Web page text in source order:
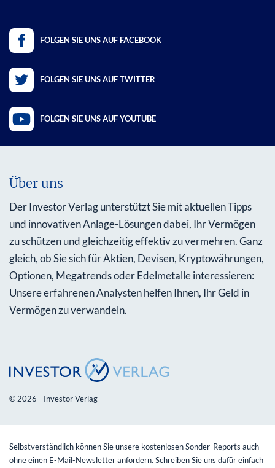
FOLGEN SIE UNS AUF FACEBOOK
FOLGEN SIE UNS AUF TWITTER
FOLGEN SIE UNS AUF YOUTUBE
Über uns
Der Investor Verlag unterstützt Sie mit aktuellen Tipps
und innovativen Anlage-Lösungen dabei, Ihr Vermögen
zu schützen und gleichzeitig effektiv zu vermehren. Ganz
gleich, ob Sie sich für Aktien, Devisen, Kryptowährungen,
Optionen, Megatrends oder Edelmetalle interessieren:
Unsere erfahrenen Analysten helfen Ihnen, Ihr Geld in
Vermögen zu verwandeln.
© 2026 - Investor Verlag
Selbstverständlich können Sie unsere kostenlosen Sonder-Reports auch
ohne einen E-Mail-Newsletter anfordern. Schreiben Sie uns dafür einfach